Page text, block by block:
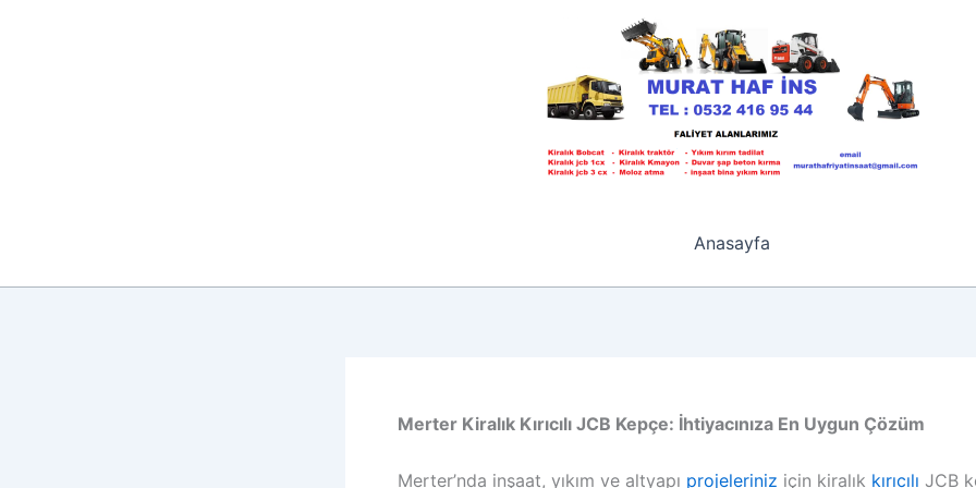
Anasayfa
Merter Kiralık Kırıcılı JCB Kepçe: İhtiyacınıza En Uygun Çözüm
Merter’nda inşaat, yıkım ve altyapı projeleriniz için kiralık kırıcılı JCB